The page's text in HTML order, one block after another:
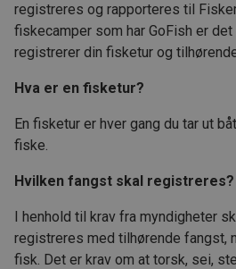
registreres og rapporteres til
fiskecamper som har GoFish er
registrerer din fisketur og
Hva er en fisketur?
En fisketur er hver gang du tar ut
fiske.
Hvilken fangst skal registreres?
I henhold til krav fra myndigheter
registreres med tilhørende fangst,
fisk. Det er krav om at torsk, sei,